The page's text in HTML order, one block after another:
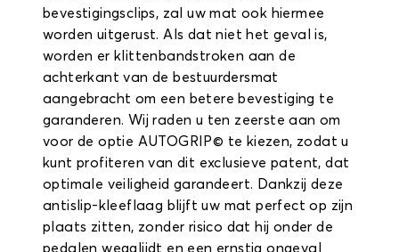
bevestigingsclips, zal uw mat ook hiermee
worden uitgerust. Als dat niet het geval is,
worden er klittenbandstroken aan de
achterkant van de bestuurdersmat
aangebracht om een betere bevestiging te
garanderen. Wij raden u ten zeerste aan om
voor de optie AUTOGRIP© te kiezen, zodat u
kunt profiteren van dit exclusieve patent, dat
optimale veiligheid garandeert. Dankzij deze
antislip-kleeflaag blijft uw mat perfect op zijn
plaats zitten, zonder risico dat hij onder de
pedalen wegglijdt en een ernstig ongeval